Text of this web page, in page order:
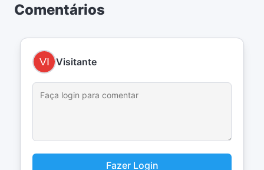
Comentários
Visitante
Fazer Login